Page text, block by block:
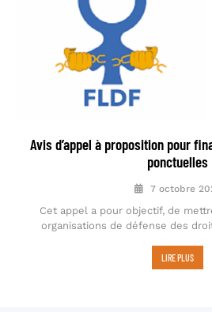
Avis d’appel à proposition pour
ponctuelles
7 octobre
Cet appel a pour objectif, de
organisations de défense des
LIRE PLUS